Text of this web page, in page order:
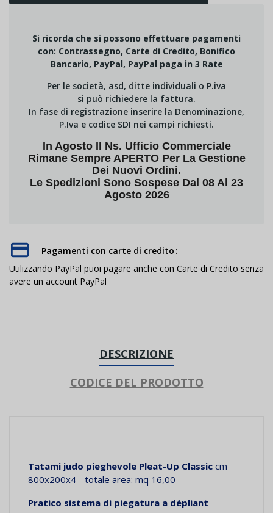
Si ricorda che si possono effettuare pagamenti
con: Contrassegno, Carte di Credito, Bonifico
Bancario, PayPal, PayPal paga in 3 Rate
Per le società, asd, ditte individuali o P.iva
si può richiedere la fattura.
In fase di registrazione inserire la Denominazione,
P.Iva e codice SDI nei campi richiesti.
In Agosto Il Ns. Ufficio Commerciale
Rimane Sempre APERTO Per La Gestione
Dei Nuovi Ordini.
Le Spedizioni Sono Sospese Dal 08 Al 23
Agosto 2026
Pagamenti con carte di credito
Utilizzando PayPal puoi pagare anche con Carte di Credito senza
avere un account PayPal
DESCRIZIONE
CODICE DEL PRODOTTO
Tatami judo pieghevole Pleat-Up Classic cm
800x200x4 - totale area: mq 16,00
Pratico sistema di piegatura a dépliant